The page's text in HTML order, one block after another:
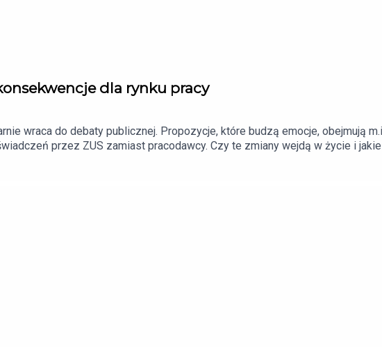
dla rynku pracy
wraca do debaty publicznej. Propozycje, które budzą emocje, obejmują
przez ZUS zamiast pracodawcy. Czy te zmiany wejdą w życie i